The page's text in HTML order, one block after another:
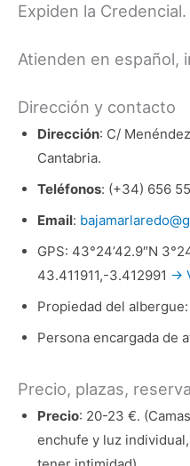
Expiden la Credencial.
Atienden en español,
Dirección y contacto
Dirección: C/
Cantabria.
Teléfonos: (+34) 656
Email:
GPS: 43°24’42.9″N
43.411911,-3.412991 →
Propiedad del
Persona encargada de
Precio, plazas,
Precio: 20-23 €.
enchufe y luz